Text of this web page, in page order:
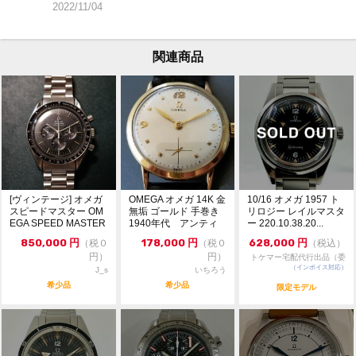
等は依頼者様に確認後にご返答致します。
・ベルトの駒調整や交換は承っておりません。メーカー
等にご依頼ください。
2022/11/04
関連商品
[ヴィンテージ] オメガ
スピードマスター OM
EGA SPEED MASTER
850,000 円
（税０
円）
J_s
希少品
OMEGA オメガ 14K 金
無垢 ゴールド 手巻き
1940年代 アンティ
178,000 円
（税０
円）
いちろう
希少品
10/16 オメガ 1957 ト
リロジー レイルマスタ
ー 220.10.38.20...
628,000 円 （税込）
トケマー宅配代行出品（委
託販売）
（インボイス対応）
限定モデル